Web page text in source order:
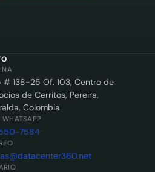
# 138-25 Of. 103, Centro de
de Cerritos, Pereira,
Colombia
WHATSAPP
7584